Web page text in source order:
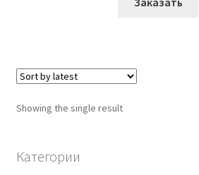
Showing the single result
Категории